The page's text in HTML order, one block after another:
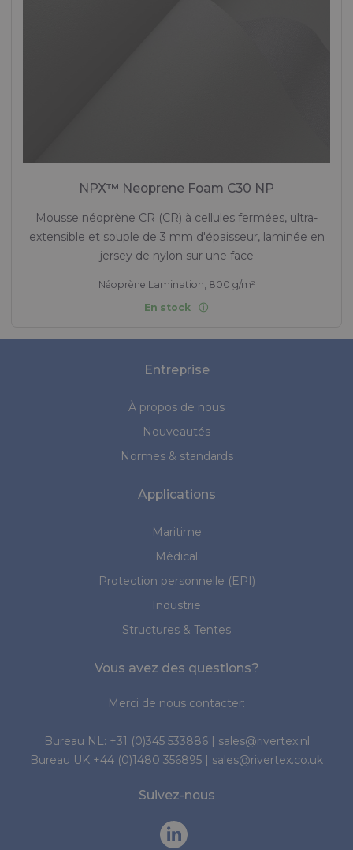
NPX™ Neoprene Foam C30 NP
Mousse néoprène CR (CR) à cellules fermées, ultra-
extensible et souple de 3 mm d'épaisseur, laminée en
jersey de nylon sur une face
Néoprène Lamination, 800 g/m²
En stock
Entreprise
À propos de nous
Nouveautés
Normes & standards
Applications
Maritime
Médical
Protection personnelle (EPI)
Industrie
Structures & Tentes
Vous avez des questions?
Merci de nous contacter:
Bureau NL: +31 (0)345 533886| sales@rivertex.nl
Bureau UK +44 (0)1480 356895 | sales@rivertex.co.uk
Suivez-nous